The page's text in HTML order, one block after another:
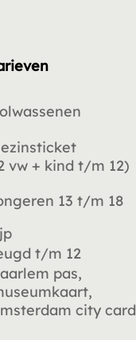
vw + kind t/m 12)
13 t/m 18
t/m 12
pas,
city card